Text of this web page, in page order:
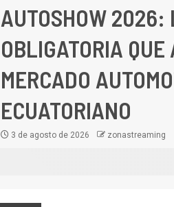
AUTOSHOW 2026:
OBLIGATORIA
MERCADO
ECUATORIANO
3 de agosto de 2026 zonastreaming